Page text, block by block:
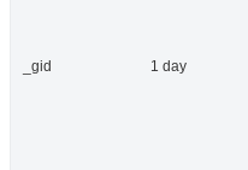
_gid 1 day